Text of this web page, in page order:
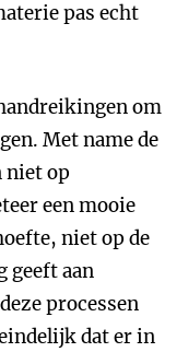
pas echt
om
Met name de
niet op
een mooie
niet op de
geeft aan
processen
dat er in